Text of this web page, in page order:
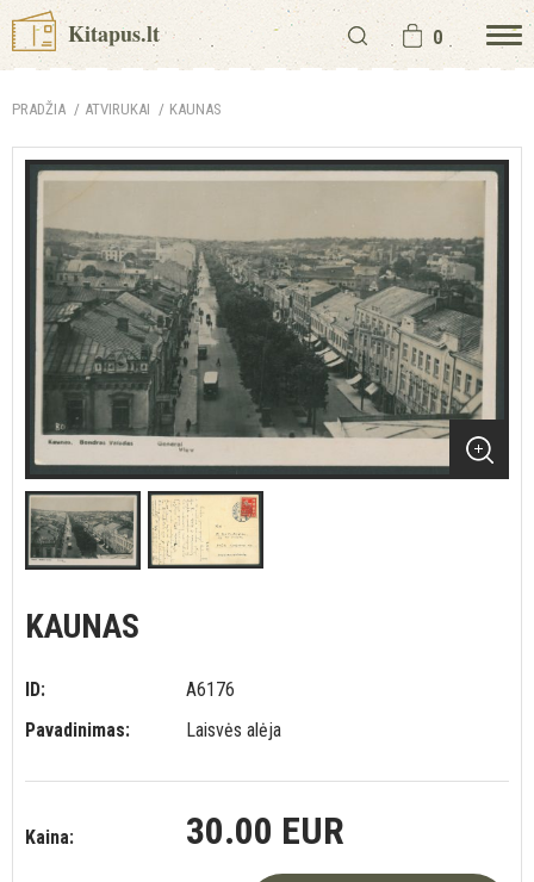
Kitapus.lt 0
PRADŽIA ATVIRUKAI KAUNAS
KAUNAS
ID:
A6176
Pavadinimas:
Laisvės alėja
Kaina: 30.00 EUR